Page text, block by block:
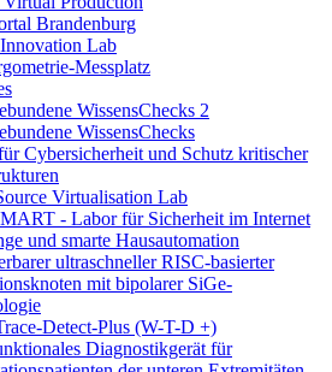
Brandenburg
Lab
Messplatz
WissensChecks 2
WissensChecks
Cybersicherheit und Schutz kritischer
Virtualisation Lab
- Labor für Sicherheit im Internet
und smarte Hausautomation
ultraschneller RISC-basierter
mit bipolarer SiGe-
Detect-Plus (W-T-D +)
Diagnostikgerät für